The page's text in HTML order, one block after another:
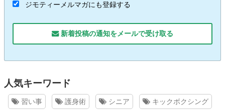
ジモティーメルマガにも登録する
新着投稿の通知をメールで受け取る
人気キーワード
習い事 護身術 シニア キックボクシング